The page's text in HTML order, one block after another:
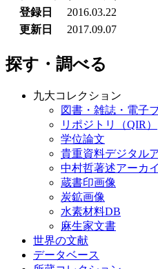
登録日
2016.03.22
更新日
2017.09.07
探す・調べる
九大コレクション
図書・雑誌・電子
リポジトリ（QIR）
学位論文
貴重資料デジタル
中村哲著述アーカ
蔵書印画像
炭鉱画像
水素材料DB
麻生家文書
世界の文献
データベース